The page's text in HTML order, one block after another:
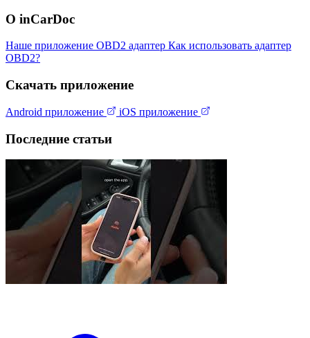
О inCarDoc
Наше приложение OBD2 адаптер Как использовать адаптер
OBD2?
Скачать приложение
Android приложение iOS приложение
Последние статьи